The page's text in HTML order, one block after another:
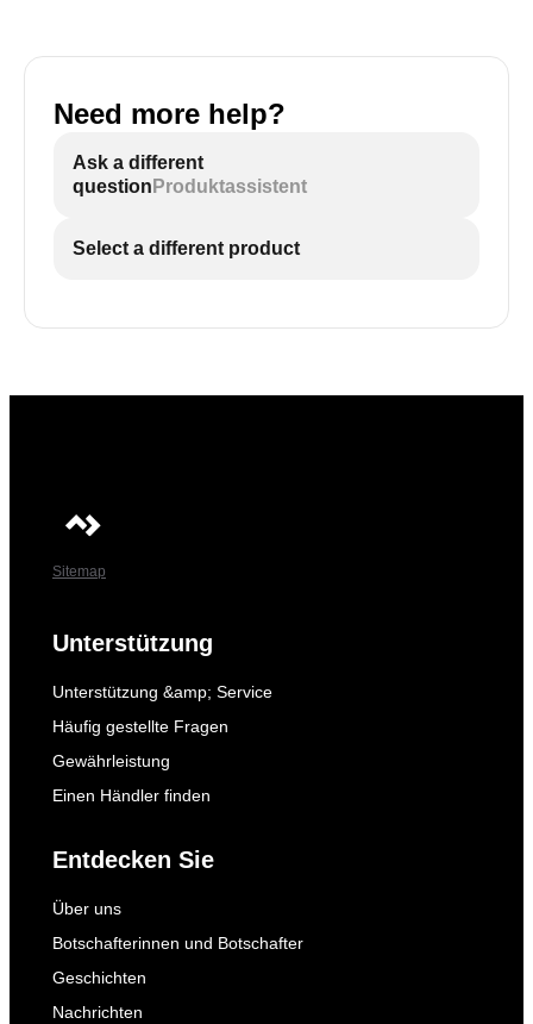
Need more help?
Ask a different
question Produktassistent
Select a different product
Sitemap
Unterstützung
Unterstützung &amp; Service
Häufig gestellte Fragen
Gewährleistung
Einen Händler finden
Entdecken Sie
Über uns
Botschafterinnen und Botschafter
Geschichten
Nachrichten